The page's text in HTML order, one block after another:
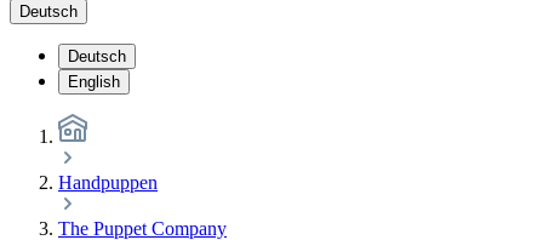
Deutsch
Deutsch
English
Handpuppen
The Puppet Company